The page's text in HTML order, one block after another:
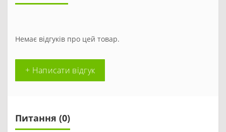
Немає відгуків про цей товар.
+ Написати відгук
Питання (0)